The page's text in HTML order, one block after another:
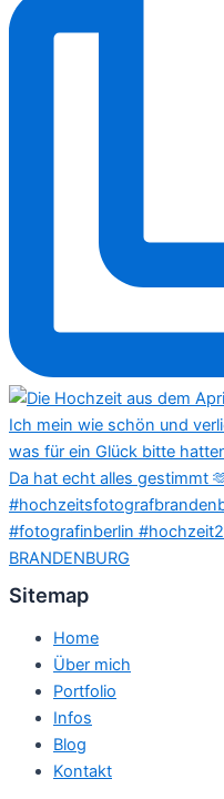
Sitemap
Home
Über mich
Portfolio
Infos
Blog
Kontakt